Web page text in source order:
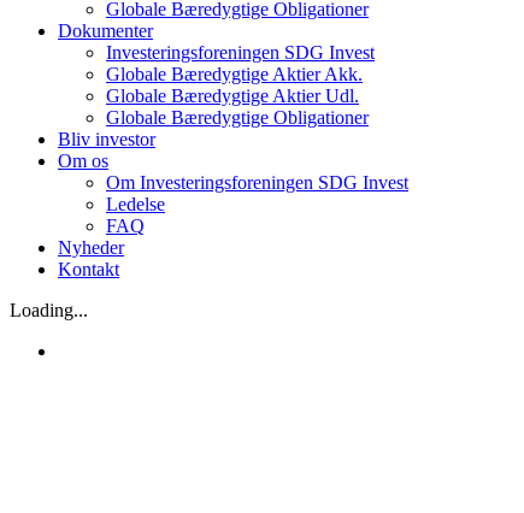
Globale Bæredygtige Obligationer
Dokumenter
Investeringsforeningen SDG Invest
Globale Bæredygtige Aktier Akk.
Globale Bæredygtige Aktier Udl.
Globale Bæredygtige Obligationer
Bliv investor
Om os
Om Investeringsforeningen SDG Invest
Ledelse
FAQ
Nyheder
Kontakt
Loading...